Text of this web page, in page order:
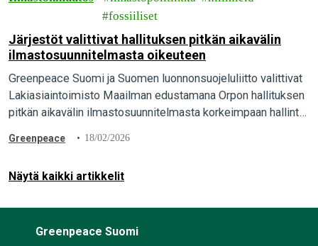
fossiiliset
Järjestöt valittivat hallituksen pitkän aikavälin
ilmastosuunnitelmasta oikeuteen
Greenpeace Suomi ja Suomen luonnonsuojeluliitto valittivat
Lakiasiaintoimisto Maailman edustamana Orpon hallituksen
pitkän aikavälin ilmastosuunnitelmasta korkeimpaan hallinto-
mutta pääministeri Orpon hallituksen suunnitelmalla siihen ei
Greenpeace 18/02/2026
Näytä kaikki artikkelit
Greenpeace Suomi